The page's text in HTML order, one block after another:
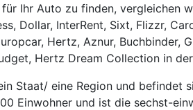
Ihr Auto zu finden, vergleichen
Dollar, InterRent, Sixt, Flizzr,
Hertz, Aznur, Buchbinder,
Hertz Dream Collection in
Staat/ eine Region und befindet
Einwohner und ist die sechst-